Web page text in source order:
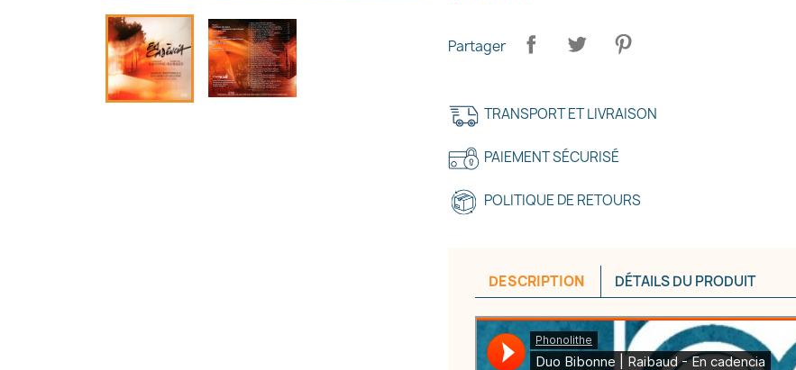
Partager
TRANSPORT ET LIVRAISON
PAIEMENT SÉCURISÉ
POLITIQUE DE RETOURS
DESCRIPTION DÉTAILS DU PRODUIT